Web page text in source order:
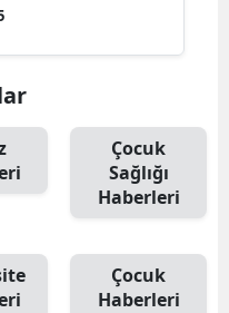
Çocuk
Sağlığı
Haberleri
Çocuk
Haberleri